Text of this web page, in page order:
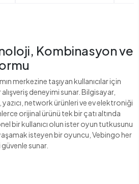
Kombinasyon ve
merkezine taşıyan kullanıcılar için
alışveriş deneyimi sunar. Bilgisayar,
network ürünleri ve ev elektroniği
orijinal ürünü tek bir çatı altında
bir kullanıcı olun ister oyun tutkusunu
isteyen bir oyuncu, Vebingo her
sunar.